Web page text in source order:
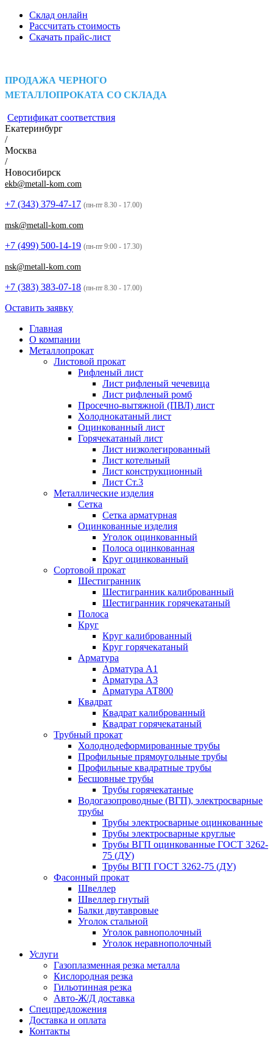
Склад онлайн
Рассчитать стоимость
Скачать прайс-лист
ПРОДАЖА ЧЕРНОГО
МЕТАЛЛОПРОКАТА СО СКЛАДА
Сертификат соответствия
Екатеринбург
/
Москва
/
Новосибирск
ekb@metall-kom.com
+7 (343) 379-47-17 (пн-пт 8.30 - 17.00)
msk@metall-kom.com
+7 (499) 500-14-19 (пн-пт 9:00 - 17.30)
nsk@metall-kom.com
+7 (383) 383-07-18 (пн-пт 8.30 - 17.00)
Оставить заявку
Главная
О компании
Металлопрокат
Листовой прокат
Рифленый лист
Лист рифленый чечевица
Лист рифленый ромб
Просечно-вытяжной (ПВЛ) лист
Холоднокатаный лист
Оцинкованный лист
Горячекатаный лист
Лист низколегированный
Лист котельный
Лист конструкционный
Лист Ст.3
Металлические изделия
Сетка
Сетка арматурная
Оцинкованные изделия
Уголок оцинкованный
Полоса оцинкованная
Круг оцинкованный
Сортовой прокат
Шестигранник
Шестигранник калиброванный
Шестигранник горячекатаный
Полоса
Круг
Круг калиброванный
Круг горячекатаный
Арматура
Арматура А1
Арматура А3
Арматура АТ800
Квадрат
Квадрат калиброванный
Квадрат горячекатаный
Трубный прокат
Холоднодеформированные трубы
Профильные прямоугольные трубы
Профильные квадратные трубы
Бесшовные трубы
Трубы горячекатаные
Водогазопроводные (ВГП), электросварные
трубы
Трубы электросварные оцинкованные
Трубы электросварные круглые
Трубы ВГП оцинкованные ГОСТ 3262-
75 (ДУ)
Трубы ВГП ГОСТ 3262-75 (ДУ)
Фасонный прокат
Швеллер
Швеллер гнутый
Балки двутавровые
Уголок стальной
Уголок равнополочный
Уголок неравнополочный
Услуги
Газоплазменная резка металла
Кислородная резка
Гильотинная резка
Авто-Ж/Д доставка
Спецпредложения
Доставка и оплата
Контакты